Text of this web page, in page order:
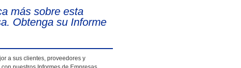
más sobre esta
Obtenga su Informe
a sus clientes, proveedores y